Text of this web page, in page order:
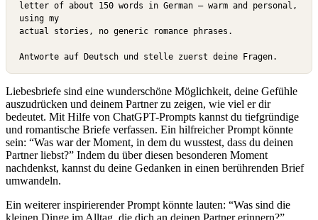
letter of about 150 words in German — warm and personal,
using my
actual stories, no generic romance phrases.
Antworte auf Deutsch und stelle zuerst deine Fragen.
Liebesbriefe sind eine wunderschöne Möglichkeit, deine Gefühle
auszudrücken und deinem Partner zu zeigen, wie viel er dir
bedeutet. Mit Hilfe von ChatGPT-Prompts kannst du tiefgründige
und romantische Briefe verfassen. Ein hilfreicher Prompt könnte
sein: “Was war der Moment, in dem du wusstest, dass du deinen
Partner liebst?” Indem du über diesen besonderen Moment
nachdenkst, kannst du deine Gedanken in einen berührenden Brief
umwandeln.
Ein weiterer inspirierender Prompt könnte lauten: “Was sind die